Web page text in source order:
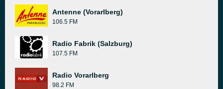
Antenne (Vorarlberg)
106.5 FM
Radio Fabrik (Salzburg)
107.5 FM
Radio Vorarlberg
98.2 FM